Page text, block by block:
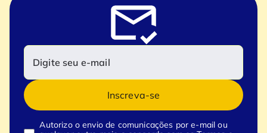
Inscreva-se
Autorizo o envio de comunicações por e-mail ou